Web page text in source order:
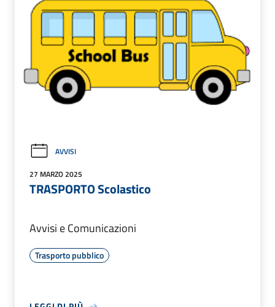
AVVISI
27 MARZO 2025
TRASPORTO Scolastico
Avvisi e Comunicazioni
Trasporto pubblico